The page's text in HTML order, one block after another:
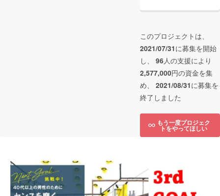
このプロジェクトは、
2021/07/31に募集を開始
し、 96人の支援により
2,577,000円の資金を集
め、 2021/08/31に募集を
終了しました
もう一度プロジェク
トをやってほしい